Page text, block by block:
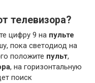
телевизора?
цифру 9 на пульте
пока светодиод на
положите пульт,
, на горизонтальную
поиск